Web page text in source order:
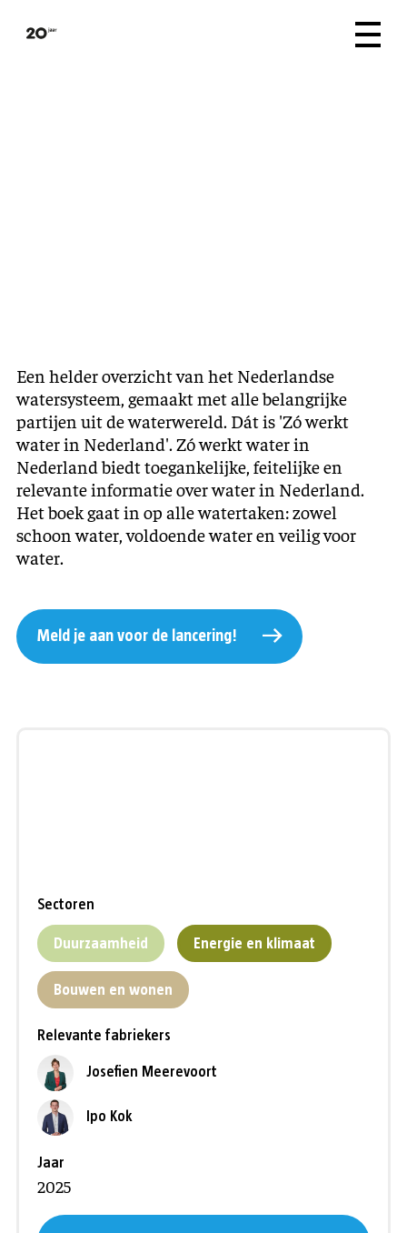
Een helder overzicht van het Nederlandse
watersysteem, gemaakt met alle belangrijke
partijen uit de waterwereld. Dát is 'Zó werkt
water in Nederland'. Zó werkt water in
Nederland biedt toegankelijke, feitelijke en
relevante informatie over water in Nederland.
Het boek gaat in op alle watertaken: zowel
schoon water, voldoende water en veilig voor
water.
Meld je aan voor de lancering!
Sectoren
Duurzaamheid Energie en klimaat
Bouwen en wonen
Relevante fabriekers
Josefien Meerevoort
Ipo Kok
Jaar
2025